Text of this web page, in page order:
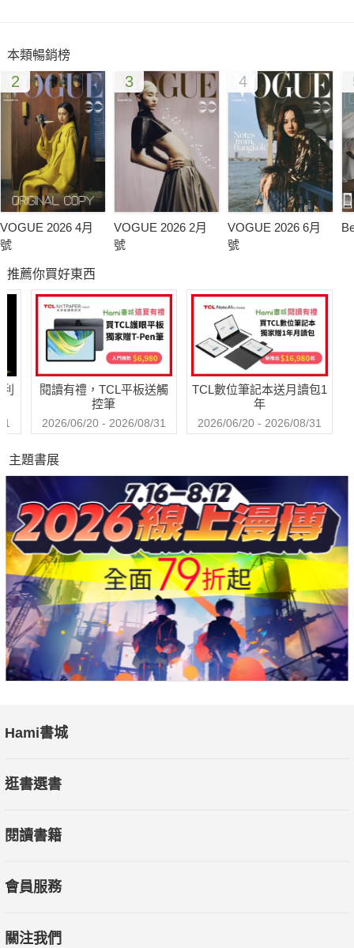
《美麗佳人》本期來到首爾，一個聚集韓流巨星的重鎮，這有的
是懷抱星夢的人，只要有才藝外貌，多的是機會被挖掘。不過，
這裡沒有一夜成名的浪漫，拿到通往巨星舞台的入場券後，付出
漫長努力，經過長期試煉都是必須，卻沒人能保證一定有你一席
之地。
騎士夾克
善於拍攝社會人文議題的《Life》雜誌，1947年拍攝一群騎著重
機、著黑皮革騎士外套的憤青，在當時保守的風氣之下引起廣泛
大眾文化與搖滾音樂浪潮的推波助瀾下，騎士夾克才晉身時尚表
本類暢銷榜
2
VOGUE 2026 4月
號
3
VOGUE 2026 2月
號
4
VOGUE 2026 6月
號
推薦你買好東西
閱讀有禮，TCL平板送觸
控筆
2026/06/20 - 2026/08/31
TCL數位筆記本送月讀包1
年
2026/06/20 - 2026/08/31
主題書展
Hami書城
逛書選書
閱讀書籍
會員服務
關注我們